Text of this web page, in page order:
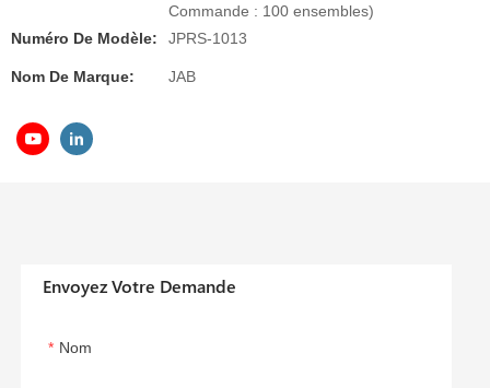
Commande : 100 ensembles)
Numéro De Modèle:
JPRS-1013
Nom De Marque: JAB
Envoyez Votre Demande
Nom